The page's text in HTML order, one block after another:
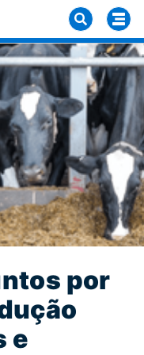
por
e